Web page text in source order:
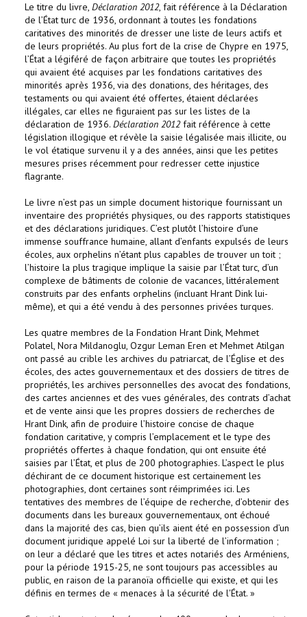
Le titre du livre, Déclaration 2012, fait référence à la Déclaration
de l’État turc de 1936, ordonnant à toutes les fondations
caritatives des minorités de dresser une liste de leurs actifs et
de leurs propriétés. Au plus fort de la crise de Chypre en 1975,
l’État a légiféré de façon arbitraire que toutes les propriétés
qui avaient été acquises par les fondations caritatives des
minorités après 1936, via des donations, des héritages, des
testaments ou qui avaient été offertes, étaient déclarées
illégales, car elles ne figuraient pas sur les listes de la
déclaration de 1936. Déclaration 2012fait référence à cette
législation illogique et révèle la saisie légalisée mais illicite, ou
le vol étatique survenu il y a des années, ainsi que les petites
mesures prises récemment pour redresser cette injustice
flagrante.
Le livre n’est pas un simple document historique fournissant un
inventaire des propriétés physiques, ou des rapports statistiques
et des déclarations juridiques. C’est plutôt l’histoire d’une
immense souffrance humaine, allant d’enfants expulsés de leurs
écoles, aux orphelins n’étant plus capables de trouver un toit ;
l’histoire la plus tragique implique la saisie par l’État turc, d’un
complexe de bâtiments de colonie de vacances, littéralement
construits par des enfants orphelins (incluant Hrant Dink lui-
même), et qui a été vendu à des personnes privées turques.
Les quatre membres de la Fondation Hrant Dink, Mehmet
Polatel, Nora Mildanoglu, Ozgur Leman Eren et Mehmet Atilgan
ont passé au crible les archives du patriarcat, de l’Église et des
écoles, des actes gouvernementaux et des dossiers de titres de
propriétés, les archives personnelles des avocat des fondations,
des cartes anciennes et des vues générales, des contrats d’achat
et de vente ainsi que les propres dossiers de recherches de
Hrant Dink, afin de produire l’histoire concise de chaque
fondation caritative, y compris l’emplacement et le type des
propriétés offertes à chaque fondation, qui ont ensuite été
saisies par l’État, et plus de 200 photographies. L’aspect le plus
déchirant de ce document historique est certainement les
photographies, dont certaines sont réimprimées ici. Les
tentatives des membres de l’équipe de recherche, d’obtenir des
documents dans les bureaux gouvernementaux, ont échoué
dans la majorité des cas, bien qu’ils aient été en possession d’un
document juridique appelé Loi sur la liberté de l’information ;
on leur a déclaré que les titres et actes notariés des Arméniens,
pour la période 1915-25, ne sont toujours pas accessibles au
public, en raison de la paranoïa officielle qui existe, et qui les
définis en termes de « menaces à la sécurité de l'État. »